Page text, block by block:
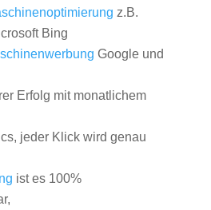
z.B.
Bing
Google und
Erfolg mit monatlichem
jeder Klick wird genau
ist es 100%